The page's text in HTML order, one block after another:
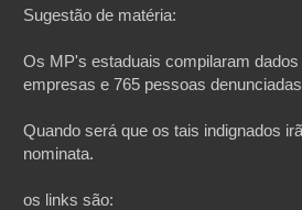
Sugestão de matéria:
Os MP's estaduais compilaram
empresas e 765 pessoas
Quando será que os tais indignados
nominata.
os links são: